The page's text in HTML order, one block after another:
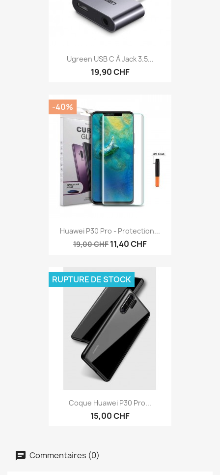
Ugreen USB C À Jack 3.5...
19,90 CHF
Huawei P30 Pro - Protection...
19,00 CHF 11,40 CHF
-40%
Coque Huawei P30 Pro...
15,00 CHF
RUPTURE DE STOCK
Commentaires (0)